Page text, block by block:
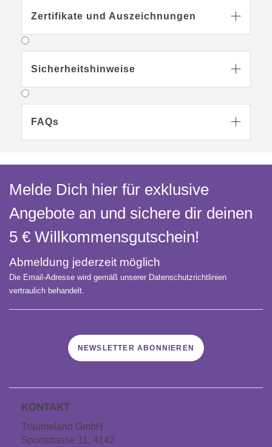
Zertifikate und Auszeichnungen 
Auszeichnungen
Sicherheitshinweise 
FAQs 
Melde Dich hier für exklusive
Angebote an und sichere dir deinen
5 € Willkommens­gutschein!
Abmeldung jederzeit möglich
Die Email-Adresse wird gemäß unserer Datenschutzrichtlinien
vertraulich behandelt.
NEWSLETTER ABONNIEREN
KONTAKT
Träumeland GmbH
Sportstrasse 11, 4142